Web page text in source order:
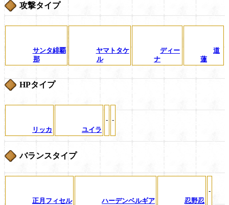
攻撃タイプ
サンタ緋覇
那
ヤマトタケ
ル
ディー
ナ
道
蓮
HPタイプ
リッカ ユイラ
- -
バランスタイプ
正月フィセル ハーデンベルギア 忍野忍
-